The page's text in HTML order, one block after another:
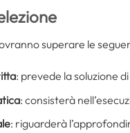
superare le
: prevede la soluzione
: consisterà
: riguarderà